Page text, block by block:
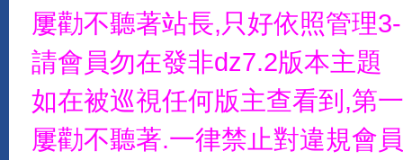
屢勸不聽著站長,只好依照管理
請會員勿在發非dz7.2版本主題
如在被巡視任何版主查看到,第
屢勸不聽著.一律禁止對違規會